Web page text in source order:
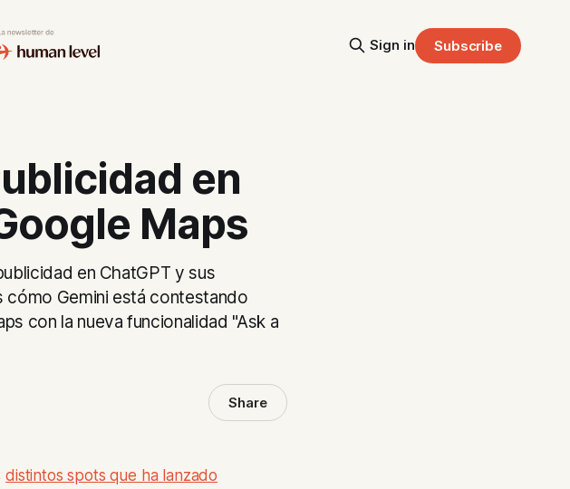
Sign in Subscribe
en
Maps
en ChatGPT y sus
cómo Gemini está contestando
con la nueva funcionalidad "Ask a
Share
distintos spots que ha lanzado